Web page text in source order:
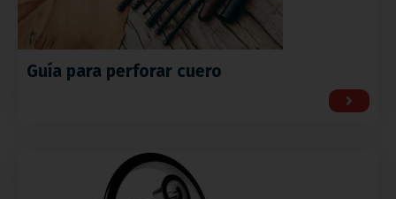
Guía para perforar cuero